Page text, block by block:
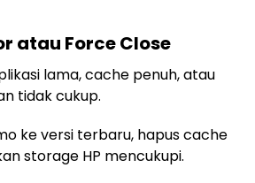
atau Force Close
lama, cache penuh, atau
tidak cukup.
ke versi terbaru, hapus cache
storage HP mencukupi.